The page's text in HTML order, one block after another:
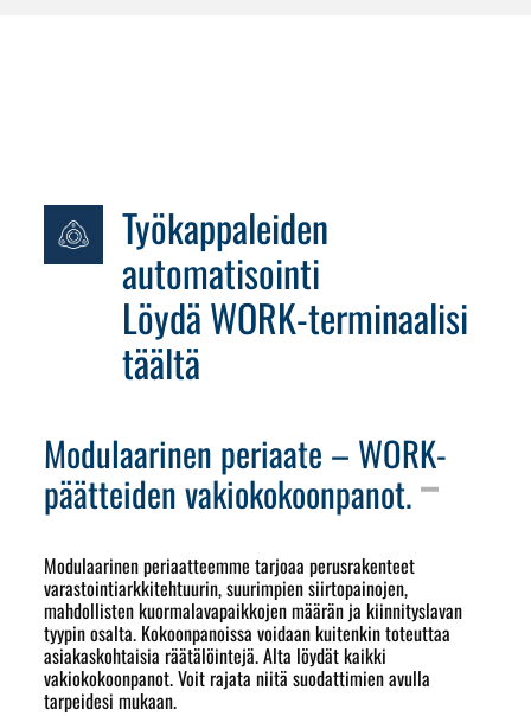
Työkappaleiden
automatisointi
Löydä WORK-terminaalisi
täältä
Modulaarinen periaate – WORK-
päätteiden vakiokokoonpanot.
Modulaarinen periaatteemme tarjoaa perusrakenteet
varastointiarkkitehtuurin, suurimpien siirtopainojen,
mahdollisten kuormalavapaikkojen määrän ja kiinnityslavan
tyypin osalta. Kokoonpanoissa voidaan kuitenkin toteuttaa
asiakaskohtaisia räätälöintejä. Alta löydät kaikki
vakiokokoonpanot. Voit rajata niitä suodattimien avulla
tarpeidesi mukaan.